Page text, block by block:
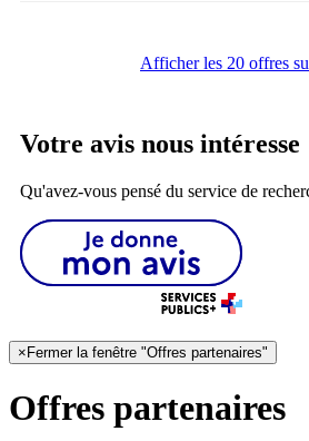
Afficher les 20 offres
Votre avis nous intéresse
Qu'avez-vous pensé du service de
×Fermer la fenêtre "Offres partenaires"
Offres partenaires